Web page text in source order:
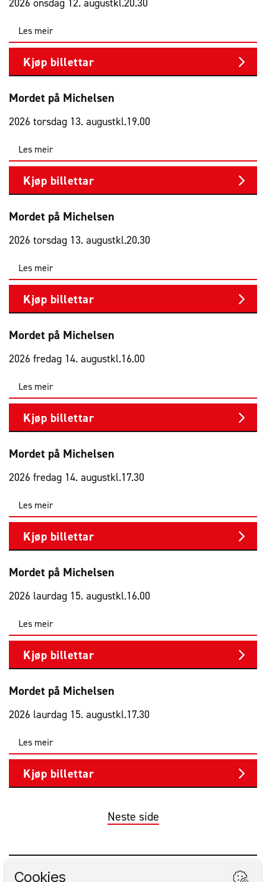
2026 onsdag 12. augustkl.20.30
Les meir
Kjøp billettar
Mordet på Michelsen
2026 torsdag 13. augustkl.19.00
Les meir
Kjøp billettar
Mordet på Michelsen
2026 torsdag 13. augustkl.20.30
Les meir
Kjøp billettar
Mordet på Michelsen
2026 fredag 14. augustkl.16.00
Les meir
Kjøp billettar
Mordet på Michelsen
2026 fredag 14. augustkl.17.30
Les meir
Kjøp billettar
Mordet på Michelsen
2026 laurdag 15. augustkl.16.00
Les meir
Kjøp billettar
Mordet på Michelsen
2026 laurdag 15. augustkl.17.30
Les meir
Kjøp billettar
Neste side